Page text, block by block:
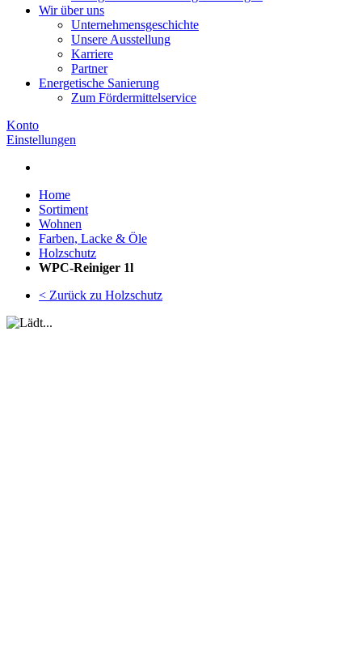
Wir über uns
Unternehmensgeschichte
Unsere Ausstellung
Karriere
Partner
Energetische Sanierung
Zum Fördermittelservice
Konto
Einstellungen
Home
Sortiment
Wohnen
Farben, Lacke & Öle
Holzschutz
WPC-Reiniger 1l
< Zurück zu Holzschutz